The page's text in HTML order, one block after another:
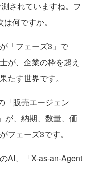
されていますね。フ
何ですか。
「フェーズ3」で
が、企業の枠を超え
たす世界です。
「販売エージェン
が、納期、数量、価
フェーズ3です。
AI、「X-as-an-Agent